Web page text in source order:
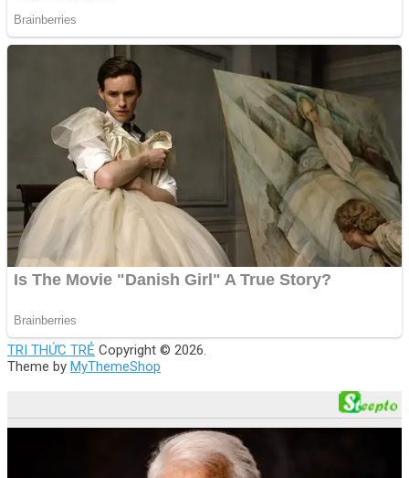
TRI THỨC TRẺ Copyright © 2026.
Theme by MyThemeShop